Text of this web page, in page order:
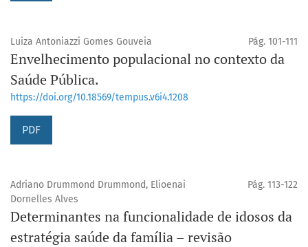
Luiza Antoniazzi Gomes Gouveia Pág. 101-111
Envelhecimento populacional no contexto da
Saúde Pública.
https://doi.org/10.18569/tempus.v6i4.1208
PDF
Adriano Drummond Drummond, Elioenai
Dornelles Alves
Pág. 113-122
Determinantes na funcionalidade de idosos da
estratégia saúde da família – revisão